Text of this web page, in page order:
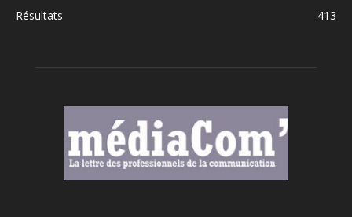
Résultats
413